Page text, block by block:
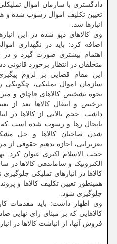
دادگستری با سازمان اموال
تعیین تکلیف اموال رسوب شده و
انبارها شد.
وی کالاهای دپو شده در این
اضافه کرد: باید در نگهداری
اهتمام بیشتری صورت گیرد و در
متخلفان در انتظار برخورد قانونی
این مقام قضایی بر لزوم
سازمان اموال تملیکی، چگونگی
نحوه تشخیص کالاهای قاچاق و
ترخیص و انتقال کالاها بعد از
داشت: حجم بالایی از کالاها در
تابحال رها و رسوب شده است
شدن صاحبان کالاها و حل
تعزیراتی، اجازه ندهیم حقوقی از
حجت الاسلام اکبری عنوان کرد:
الکترونیک و ساماندهی کالاها در
کالاها در انبارهای تملیکی
همینطور تعیین تکلیف کالاها و
جلوگیری شود.
وی اظهار داشت: باید مقدمات
کالاهایی که بر مبنای رای نهایی
فروش آنها، از انباشت کالاها در